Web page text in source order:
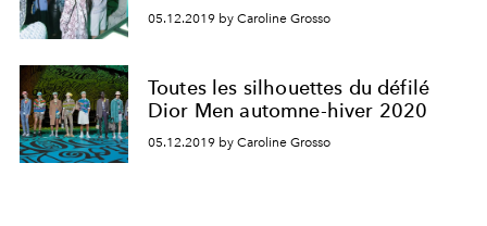
05.12.2019 by Caroline Grosso
Toutes les silhouettes du défilé
Dior Men automne-hiver 2020
05.12.2019 by Caroline Grosso